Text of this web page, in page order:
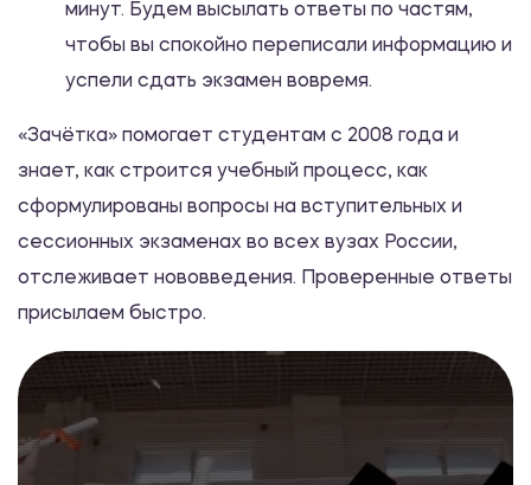
минут. Будем высылать ответы по частям,
чтобы вы спокойно переписали информацию и
успели сдать экзамен вовремя.
«Зачётка» помогает студентам с 2008 года и
знает, как строится учебный процесс, как
сформулированы вопросы на вступительных и
сессионных экзаменах во всех вузах России,
отслеживает нововведения. Проверенные ответы
присылаем быстро.